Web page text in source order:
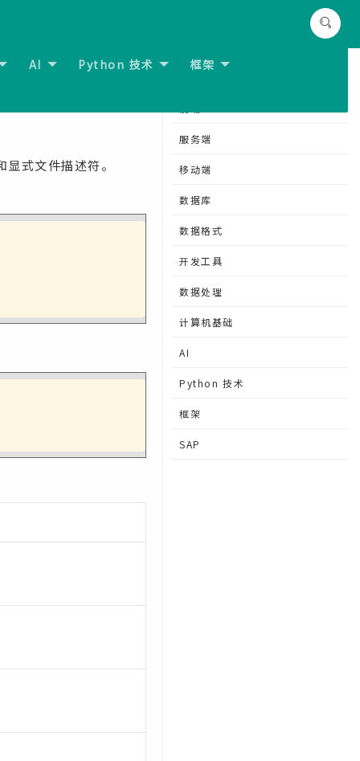
AI Python 技术
框架
式文件描述符。
服务端
移动端
数据库
数据格式
开发工具
数据处理
计算机基础
AI
Python 技术
框架
SAP